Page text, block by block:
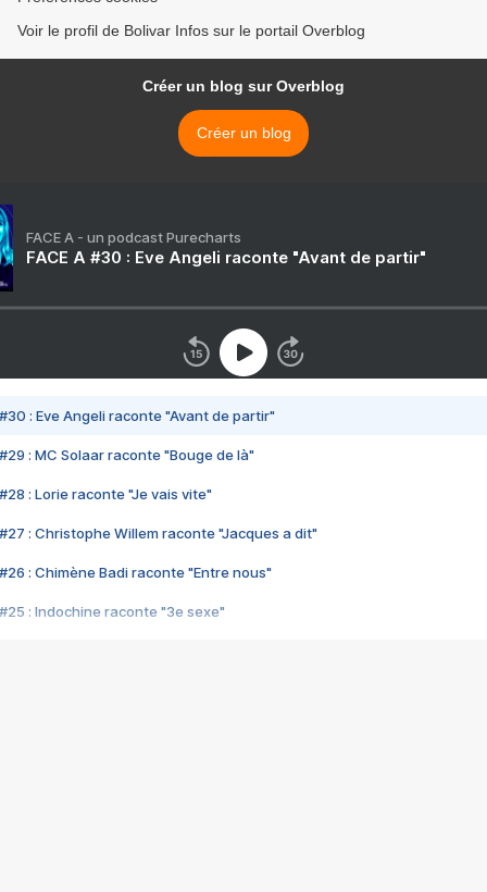
Voir le profil de Bolivar Infos sur le portail Overblog
Créer un blog sur Overblog
Créer un blog
FACE A - un podcast Purecharts
FACE A #30 : Eve Angeli raconte "Avant de partir"
#30 : Eve Angeli raconte "Avant de partir"
#29 : MC Solaar raconte "Bouge de là"
#28 : Lorie raconte "Je vais vite"
#27 : Christophe Willem raconte "Jacques a dit"
#26 : Chimène Badi raconte "Entre nous"
#25 : Indochine raconte "3e sexe"